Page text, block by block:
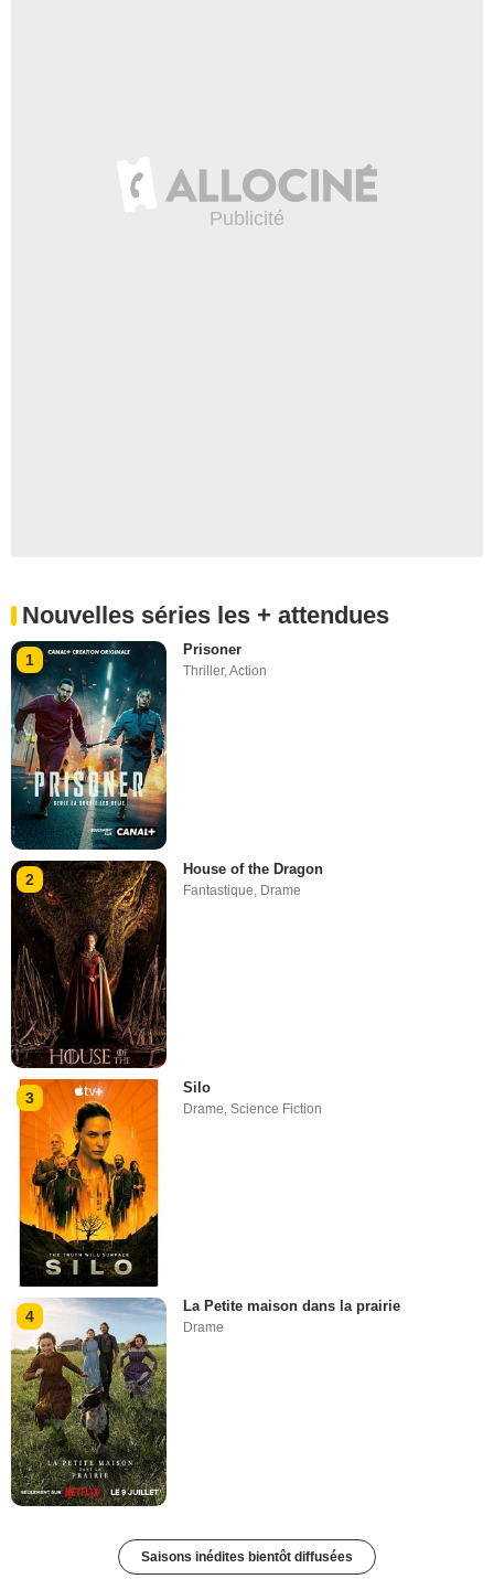
Nouvelles séries les + attendues
1
Prisoner
Thriller,Action
2
House of the Dragon
Fantastique Drame
3
Silo
Drame,Science Fiction
4
La Petite maison dans la prairie
Drame
Saisons inédites bientôt diffusées